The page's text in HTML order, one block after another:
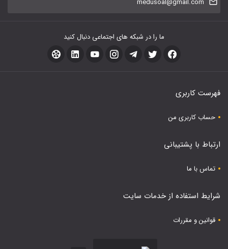
medusoal@gmail.com
ما را در شبکه های اجتماعی دنبال کنید
فهرست کاربری
حساب کاربری من
ارتباط با پشتیبانی
تماس با ما
شرایط استفاده از خدمات سایت
قوانین و مقررات